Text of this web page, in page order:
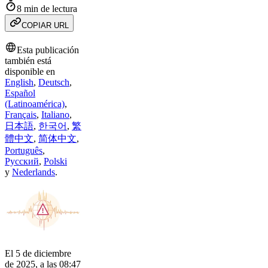
8 min de lectura
COPIAR URL
Esta publicación
también está
disponible en
English, Deutsch,
Español
(Latinoamérica),
Français, Italiano,
日本語, 한국어 , 繁
體中文, 简体中文,
Português,
Русский, Polski
y Nederlands.
El 5 de diciembre
de 2025, a las 08:47